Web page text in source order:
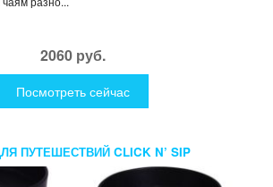
2060 руб.
Посмотреть сейчас
ПУТЕШЕСТВИЙ CLICK N’ SIP